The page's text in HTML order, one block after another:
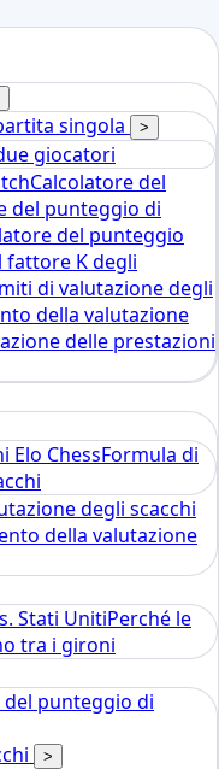
singola >
giocatori
Calcolatore del
del punteggio di
del punteggio
fattore K degli
di valutazione degli
della valutazione
delle prestazioni
Elo ChessFormula di
degli scacchi
della valutazione
Stati UnitiPerché le
tra i gironi
punteggio di
>